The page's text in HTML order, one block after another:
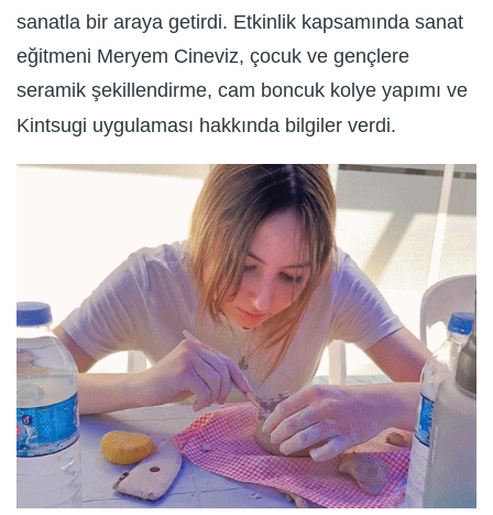
sanatla bir araya getirdi. Etkinlik kapsamında sanat
eğitmeni Meryem Cineviz, çocuk ve gençlere
seramik şekillendirme, cam boncuk kolye yapımı ve
Kintsugi uygulaması hakkında bilgiler verdi.